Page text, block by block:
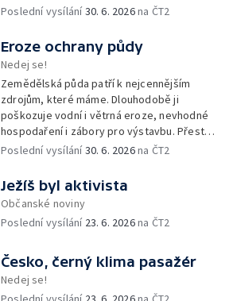
přírodě. Dlouhodobým monitoringem a
pomoci při jejich vyšetřování.
Poslední vysílání30. 6. 2026na ČT2
Eroze ochrany půdy
Nedej se!
Zemědělská půda patří k nejcennějším
zdrojům, které máme. Dlouhodobě ji
poškozuje vodní i větrná eroze, nevhodné
hospodaření i zábory pro výstavbu. Přesto
česká vláda připravuje změny, které by část
Poslední vysílání30. 6. 2026na ČT2
Ježíš byl aktivista
Občanské noviny
Poslední vysílání 23. 6. 2026na ČT2
Česko, černý klima pasažér
Nedej se!